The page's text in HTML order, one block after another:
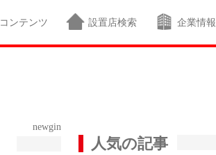
コンテンツ 設置店検索 企業情報
newgin
人気の記事